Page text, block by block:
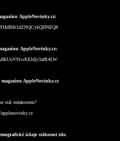
AppleNovinky.cz:
AppleNovinky.cz:
AppleNovinky.cz
stát redaktorem?
údaje stáhnout zde.